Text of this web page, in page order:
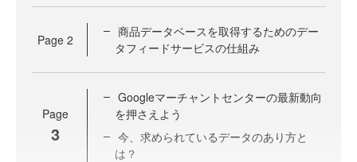
Page 2
商品データベースを取得するためのデー
タフィードサービスの仕組み
Page
3
Googleマーチャントセンターの最新動向
を押さえよう
今、求められているデータのあり方と
は？